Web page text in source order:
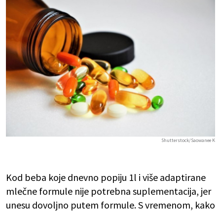
Shutterstock/Saowanee K
Kod beba koje dnevno popiju 1l i više adaptirane
mlečne formule nije potrebna suplementacija, jer
unesu dovoljno putem formule. S vremenom, kako